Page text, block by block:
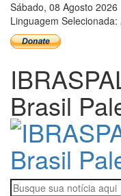
Sábado, 08 Agosto 2026
Linguagem Selecionada:
Brasil